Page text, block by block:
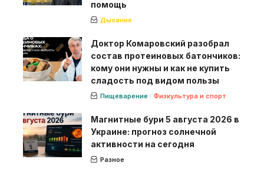
помощь
Дыхание
Доктор Комаровский разобрал
состав протеиновых батончиков:
кому они нужны и как не купить
сладость под видом пользы
Пищеварение Физкультура и спорт
Магнитные бури 5 августа 2026 в
Украине: прогноз солнечной
активности на сегодня
Разное